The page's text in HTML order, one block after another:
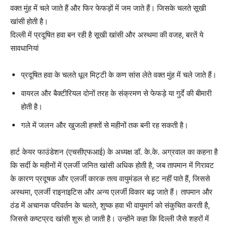
वक्त मुंह में चले जाते हैं और फिर फेफड़ों में जम जाते हैं। जिसके चलते सूखी
खांसी होती है।
दिल्ली में प्रदूषित हवा बन रही है सूखी खांसी और अस्थमा की वजह, बरतें ये
सावधानियां
प्रदूषित हवा के चलते धूल मिट्टी के कण सांस लेते वक्त मुंह में चले जाते हैं।
वायरल और बैक्टीरियल दोनों तरह के संक्रमण से फेफड़े या गुर्दे की बीमारी
होती है।
गले में जलन और खुजली हफ्तों से महीनों तक बनी रह सकती है।
हार्ट केयर फाउंडेशन (एचसीएफआई) के अध्यक्ष डॉ. के.के. अग्रवाल का कहना है
कि सर्दी के महीनों में एलर्जी जनित खांसी अधिक होती है, जब तापमान में गिरावट
के कारण प्रदूषक और एलर्जी कारक तत्व वायुमंडल से हट नहीं पाते हैं, जिससे
अस्थमा, एलर्जी राइनाइटिस और अन्य एलर्जी विकार बढ़ जाते हैं। तापमान और
ठंड में अचानक परिवर्तन के चलते, शुष्क हवा भी वायुमार्ग को संकुचित करती है,
जिससे कष्टप्रद खांसी शुरू हो जाती है। उन्होंने कहा कि दिल्ली जैसे शहरों में